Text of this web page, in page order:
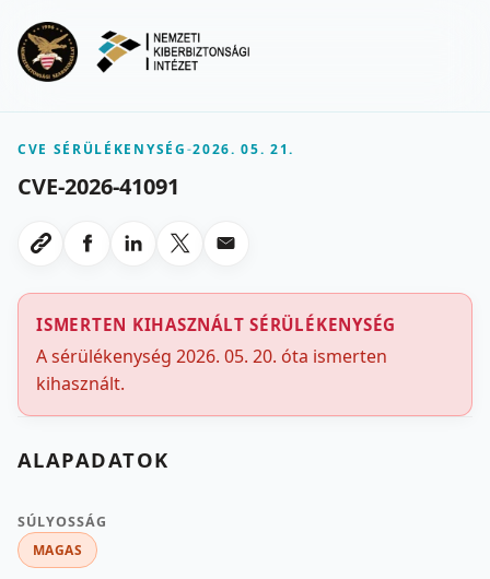
CVE SÉRÜLÉKENYSÉG-2026. 05. 21.
CVE-2026-41091
Link masolasa
Megosztas Facebookon
Megosztas LinkedInen
Megosztas X-en
Megosztas emailben
ISMERTEN KIHASZNÁLT SÉRÜLÉKENYSÉG
A sérülékenység 2026. 05. 20. óta ismerten
kihasznált.
ALAPADATOK
SÚLYOSSÁG
MAGAS